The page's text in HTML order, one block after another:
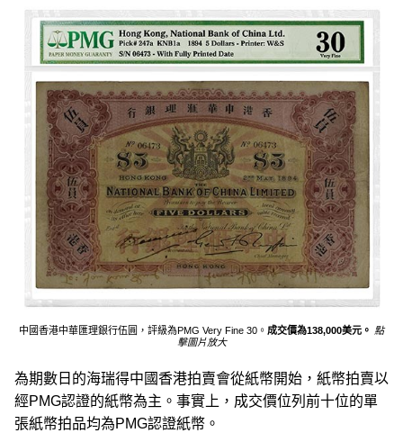
中國香港中華匯理銀行伍圓，評級為PMG Very Fine 30。 成交價為138,000美元。 點
擊圖片放大
為期數日的海瑞得中國香港拍賣會從紙幣開始，紙幣拍賣以
經PMG認證的紙幣為主。事實上，成交價位列前十位的單
張紙幣拍品均為PMG認證紙幣。